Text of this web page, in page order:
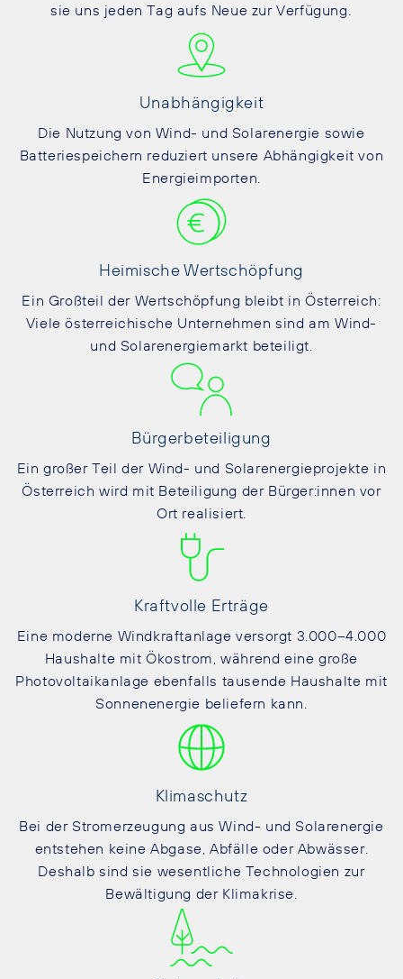
sie uns jeden Tag aufs Neue zur Verfügung.
Unabhängigkeit
Die Nutzung von Wind- und Solarenergie sowie
Batteriespeichern reduziert unsere Abhängigkeit von
Energieimporten.
Heimische Wertschöpfung
Ein Großteil der Wertschöpfung bleibt in Österreich:
Viele österreichische Unternehmen sind am Wind-
und Solarenergiemarkt beteiligt.
Bürgerbeteiligung
Ein großer Teil der Wind- und Solarenergieprojekte in
Österreich wird mit Beteiligung der Bürger:innen vor
Ort realisiert.
Kraftvolle Erträge
Eine moderne Windkraftanlage versorgt 3.000–4.000
Haushalte mit Ökostrom, während eine große
Photovoltaikanlage ebenfalls tausende Haushalte mit
Sonnenenergie beliefern kann.
Klimaschutz
Bei der Stromerzeugung aus Wind- und Solarenergie
entstehen keine Abgase, Abfälle oder Abwässer.
Deshalb sind sie wesentliche Technologien zur
Bewältigung der Klimakrise.